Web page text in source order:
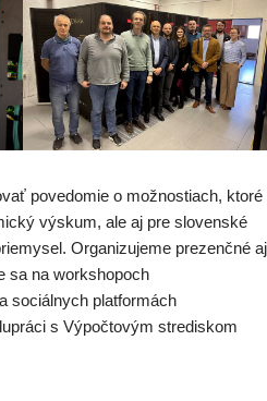
povedomie o možnostiach, ktoré
výskum, ale aj pre slovenské
Organizujeme prezenčné aj
sa na workshopoch
sociálnych platformách
s Výpočtovým strediskom